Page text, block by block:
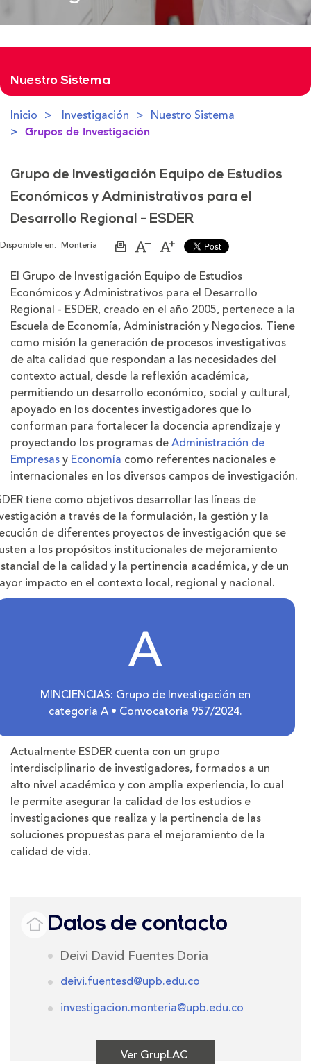
Nuestro Sistema
Inicio Investigación Nuestro Sistema
Grupos de Investigación
Grupo de Investigación Equipo de Estudios
Económicos y Administrativos para el
Desarrollo Regional - ESDER
Disponible en: Montería
ImprimirAumentar
de
la
letra
Disminuir
de
la
El Grupo de Investigación Equipo de Estudios
Económicos y Administrativos para el Desarrollo
Regional - ESDER, creado en el año 2005, pertenece a la
Escuela de Economía, Administración y Negocios. Tiene
como misión la generación de procesos investigativos
de alta calidad que respondan a las necesidades del
contexto actual, desde la reflexión académica,
permitiendo un desarrollo económico, social y cultural,
apoyado en los docentes investigadores que lo
conforman para fortalecer la docencia aprendizaje y
proyectando los programas deAdministración de
Empresasy Economía como referentes nacionales e
internacionales en los diversos campos de investigación.
tiene como objetivos desarrollar las líneas de
a través de la formulación, la gestión y la
de diferentes proyectos de investigación que se
a los propósitos institucionales de mejoramiento
de la calidad y la pertinencia académica, y de un
impacto en el contexto local, regional y nacional.
A
MINCIENCIAS: Grupo de Investigación en
categoría A • Convocatoria 957/2024.
Actualmente ESDER cuenta con un grupo
interdisciplinario de investigadores, formados a un
alto nivel académico y con amplia experiencia, lo cual
le permite asegurar la calidad de los estudios e
investigaciones que realiza y la pertinencia de las
soluciones propuestas para el mejoramiento de la
calidad de vida.
Datos de contacto
Deivi David Fuentes Doria
deivi.fuentesd@upb.edu.co
investigacion.monteria@upb.edu.co
Ver GrupLAC